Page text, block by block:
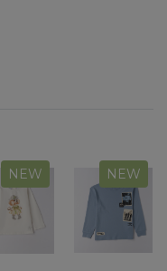
NEW NEW